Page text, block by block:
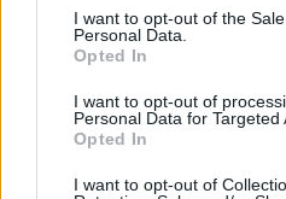
consent section.
I want to opt-out of the
Personal Data.
Opted In
I want to opt-out of
Personal Data for Targeted
Opted In
I want to opt-out of
hagyod, hogy a részletek
Hét év szerencse vár, ha